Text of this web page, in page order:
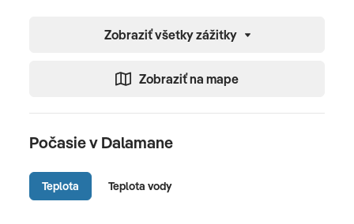
Zobraziť všetky zážitky
Zobraziť na mape
Počasie v Dalamane
Teplota Teplota vody